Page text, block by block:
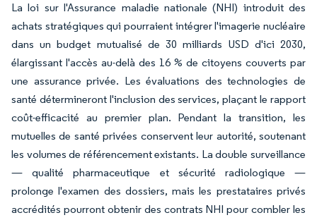
La loi sur l'Assurance maladie nationale (NHI) introduit des
achats stratégiques qui pourraient intégrer l'imagerie nucléaire
dans un budget mutualisé de 30 milliards USD d'ici 2030,
élargissant l'accès au-delà des 16 % de citoyens couverts par
une assurance privée. Les évaluations des technologies de
santé détermineront l'inclusion des services, plaçant le rapport
coût-efficacité au premier plan. Pendant la transition, les
mutuelles de santé privées conservent leur autorité, soutenant
les volumes de référencement existants. La double surveillance
— qualité pharmaceutique et sécurité radiologique —
prolonge l'examen des dossiers, mais les prestataires privés
accrédités pourront obtenir des contrats NHI pour combler les